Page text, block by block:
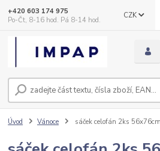
CZK
+420 603 174 975
Po-Čt, 8-16 hod. Pá 8-14 hod.
Úvod Vánoce sáček celofán 2ks